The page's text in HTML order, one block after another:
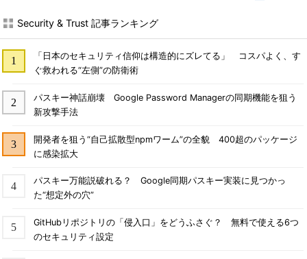
Security & Trust 記事ランキング
「日本のセキュリティ信仰は構造的にズレてる」 コスパよく、す
ぐ救われる“左側”の防衛術
パスキー神話崩壊 Google Password Managerの同期機能を狙う
新攻撃手法
開発者を狙う“自己拡散型npmワーム”の全貌 400超のパッケージ
に感染拡大
パスキー万能説破れる？ Google同期パスキー実装に見つかっ
た“想定外の穴”
GitHubリポジトリの「侵入口」をどうふさぐ？ 無料で使える6つ
のセキュリティ設定